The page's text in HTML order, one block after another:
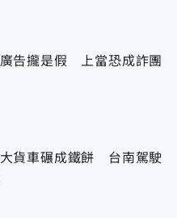
告攏是假 上當恐成詐團
貨車碾成鐵餅 台南駕駛